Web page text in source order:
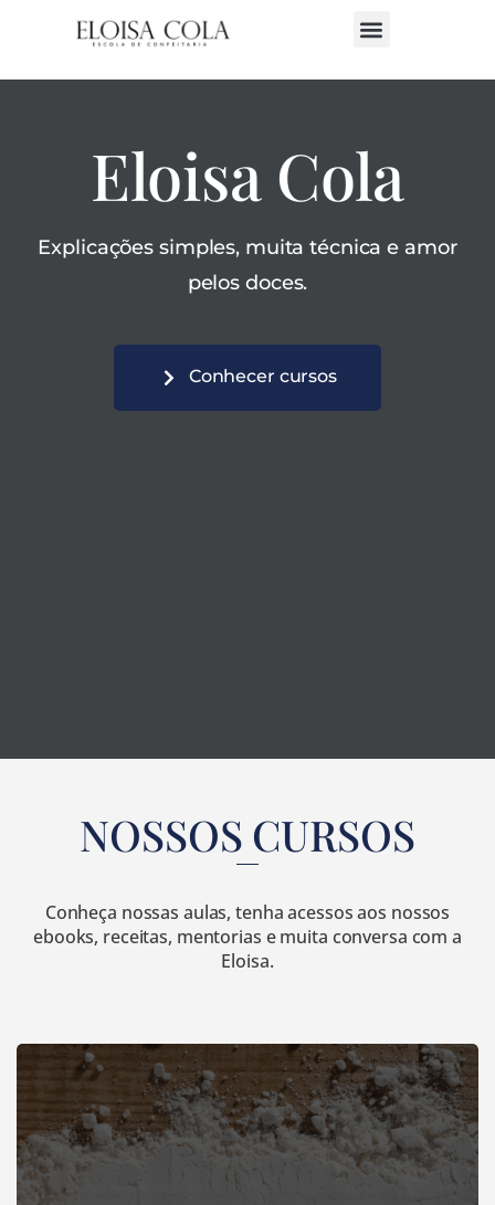
Eloisa Cola
Explicações simples, muita técnica e amor
pelos doces.
Conhecer cursos
NOSSOS CURSOS
Conheça nossas aulas, tenha acessos aos nossos
ebooks, receitas, mentorias e muita conversa com a
Eloisa.